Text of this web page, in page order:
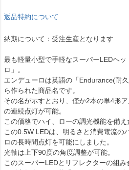
返品特約について
納期について：受注生産となります
最も軽量小型で手軽なスーパーLEDヘ
ロ」。
エンデューロは英語の「Endurance(耐
ら作られた商品名です。
その名が示すとおり、僅か2本の単4形
の連続点灯が可能。
この価格でハイ、ローの調光機能を備え
この0.5W LEDは、明るさと消費電流の
ロの長時間点灯を可能にしました。
光軸は上下90度の角度調整が可能。
このスーパーLEDとリフレクターの組